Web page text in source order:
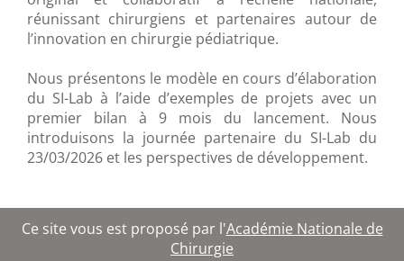
réunissant chirurgiens et partenaires autour de
l’innovation en chirurgie pédiatrique.
Nous présentons le modèle en cours d’élaboration
du SI-Lab à l’aide d’exemples de projets avec un
premier bilan à 9 mois du lancement. Nous
introduisons la journée partenaire du SI-Lab du
23/03/2026 et les perspectives de développement.
Ce site vous est proposé par l'Académie Nationale de
Chirurgie